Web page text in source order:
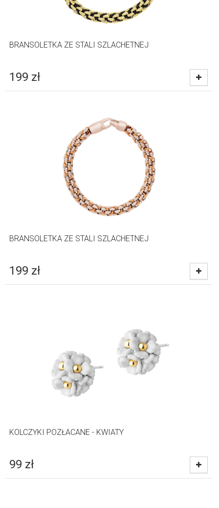
BRANSOLETKA ZE STALI SZLACHETNEJ
199 zł
BRANSOLETKA ZE STALI SZLACHETNEJ
199 zł
KOLCZYKI POZŁACANE - KWIATY
99 zł